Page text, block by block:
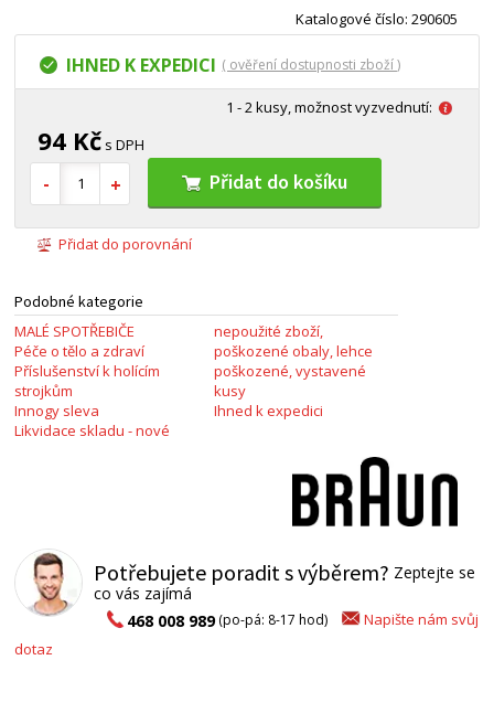
Katalogové číslo: 290605
IHNED K EXPEDICI ( ověření dostupnosti zboží )
1 - 2 kusy, možnost vyzvednutí:
94 Kč s DPH
Přidat do košíku
Přidat do porovnání
Podobné kategorie
MALÉ SPOTŘEBIČE
Péče o tělo a zdraví
Příslušenství k holícím
strojkům
Innogy sleva
Likvidace skladu - nové
nepoužité zboží,
poškozené obaly, lehce
poškozené, vystavené
kusy
Ihned k expedici
Potřebujete poradit s výběrem? Zeptejte se
co vás zajímá
468 008 989(po-pá: 8-17 hod)
Napište nám svůj
dotaz